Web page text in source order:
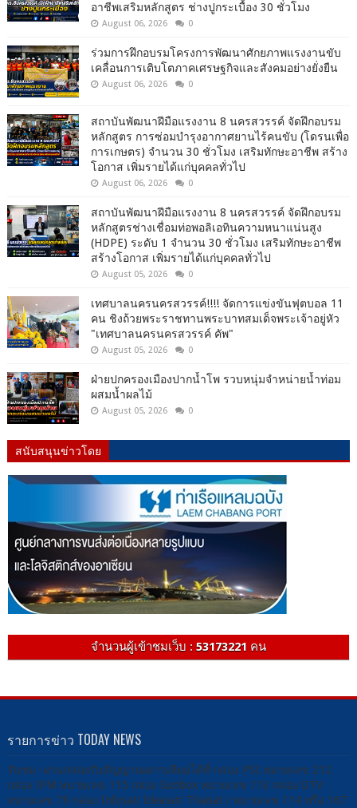
อาชีพเสริมหลักสูตร ช่างปูกระเบื้อง 30 ชั่วโมง
August 06, 2026 0
ร่วมการฝึกอบรมโครงการพัฒนาศักยภาพแรงงานขับ
เคลื่อนการเติบโตภาคเศรษฐกิจและสังคมอย่างยั่งยืน
August 06, 2026 0
สถาบันพัฒนาฝีมือแรงงาน 8 นครสวรรค์ จัดฝึกอบรม
หลักสูตร การซ่อมบำรุงอากาศยานไร้คนขับ (โดรนเพื่อ
การเกษตร) จำนวน 30 ชั่วโมง เสริมทักษะอาชีพ สร้าง
โอกาส เพิ่มรายได้แก่บุคคลทั่วไป
August 06, 2026 0
สถาบันพัฒนาฝีมือแรงงาน 8 นครสวรรค์ จัดฝึกอบรม
หลักสูตรช่างเชื่อมท่อพอลิเอทินความหนาแน่นสูง
(HDPE) ระดับ 1 จำนวน 30 ชั่วโมง เสริมทักษะอาชีพ
สร้างโอกาส เพิ่มรายได้แก่บุคคลทั่วไป
August 05, 2026 0
เทศบาลนครนครสวรรค์!!!! จัดการแข่งขันฟุตบอล 11
คน ชิงถ้วยพระราชทานพระบาทสมเด็จพระเจ้าอยู่หัว
"เทศบาลนครนครสวรรค์ คัพ"
August 05, 2026 0
ฝ่ายปกครองเมืองปากน้ำโพ รวบหนุ่มจำหน่ายน้ำท่อม
ผสมน้ำผลไม้
August 05, 2026 0
สนับสนุนข่าวโดย
จำนวนผู้เข้าชมเว็บ : 53173221 คน
รายการข่าว TODAY NEWS
รับชม -ผ่านกล่องรับสัญญาณดาวเทียมได้ที่ กล่อง PSI หมายเลข 212
กล่อง IPM หมายเลข 115 กล่อง Sunbox หมายเลข 113 กล่อง DTV
หมายเลข 79 กล่อง Infosat/ Ideasat/ Thaisat / หมายเลข 114 หรือ 167